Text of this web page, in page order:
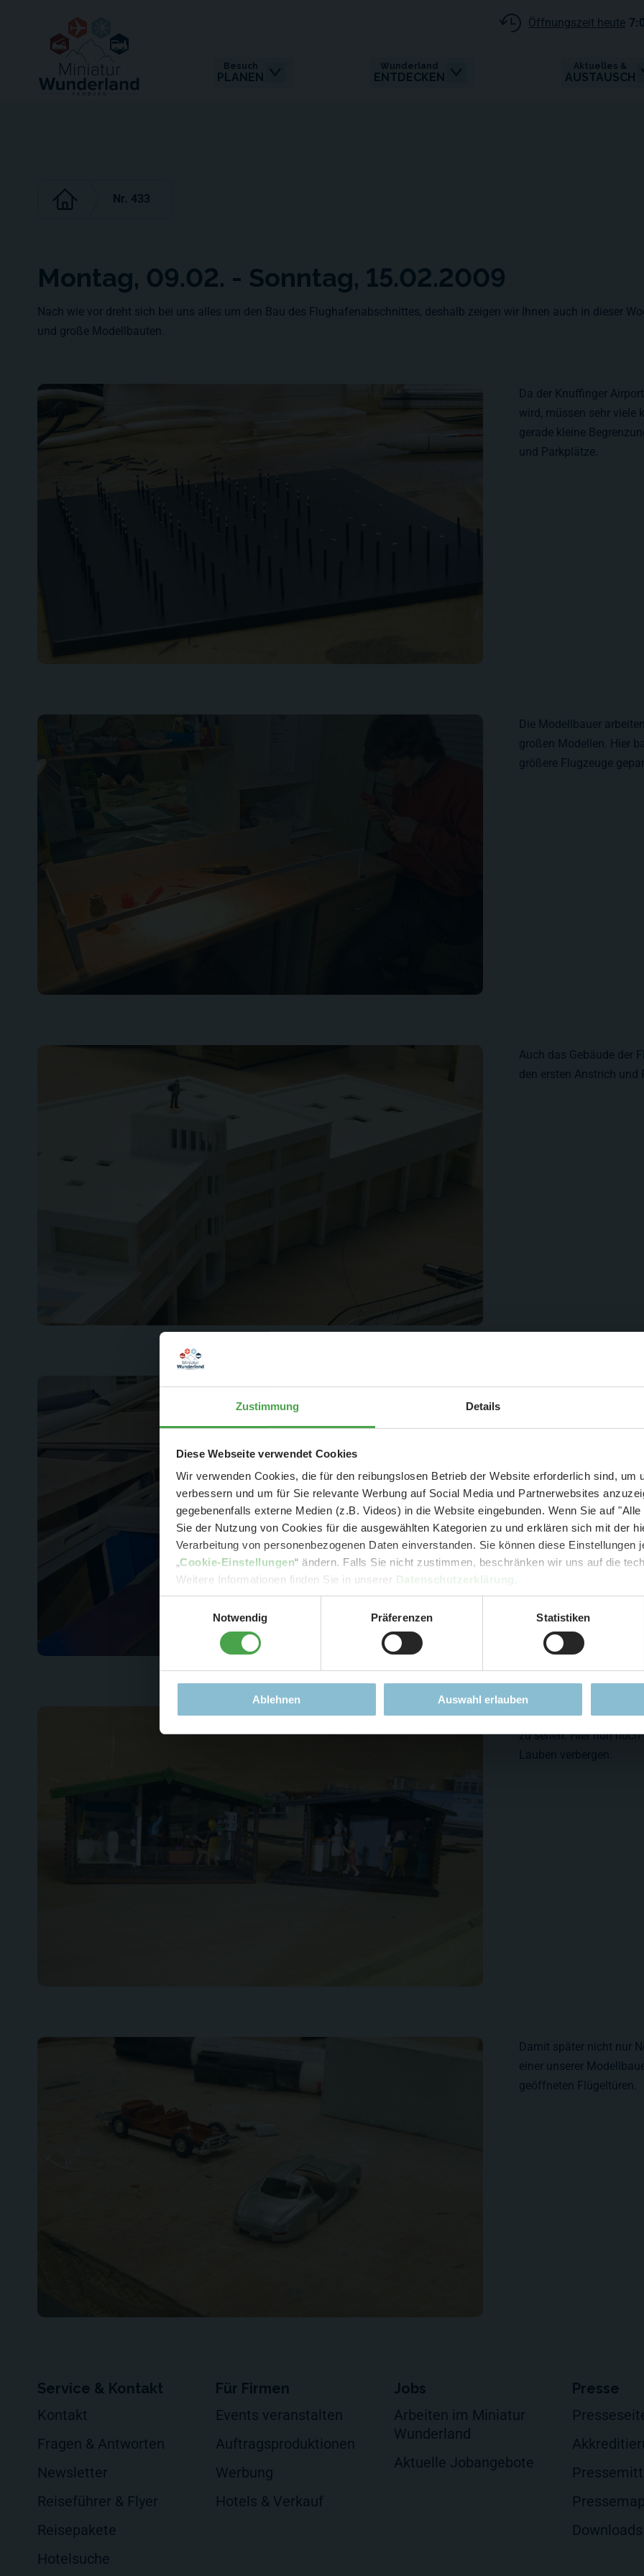
Zustimmung Details
Diese Webseite verwendet Cookies
Wir verwenden Cookies, die für den reibungslosen Betrieb der Website erforderlich sind, um
verbessern und um für Sie relevante Werbung auf Social Media und Partnerwebsites
gegebenenfalls externe Medien (z.B. Videos) in die Website eingebunden. Wenn Sie auf
Sie der Nutzung von Cookies für die ausgewählten Kategorien zu und erklären sich mit der
Verarbeitung von personenbezogenen Daten einverstanden. Sie können diese Einstellungen
„Cookie-Einstellungen“ ändern. Falls Sie nicht zustimmen, beschränken wir uns auf die
Weitere Informationen finden Sie in unserer Datenschutzerklärung
Notwendig
Präferenzen Statistiken
Ablehnen Auswahl erlauben
Besuch
PLANEN
Wunderland
ENTDECKEN
Aktuelles &
AUSTAUSCH
Öffnungszeit heute
Nr. 433
Montag, 09.02. - Sonntag, 15.02.2009
Nach wie vor dreht sich bei uns alles um den Bau des Flughafenabschnittes, deshalb zeigen wir Ihnen auch in dieser
und große Modellbauten.
Da der Knuffinger
wird, müssen sehr viele
gerade kleine
und Parkplätze.
Die Modellbauer
großen Modellen. Hier
größere Flugzeuge
Auch das Gebäude der
den ersten Anstrich und
Nach vielen Tests und
nun mit dem Ausbau
an den Wänden
Anschliessend wird
In unserem
zu sehen. Hier nun
Lauben verbergen.
Damit später nicht nur
einer unserer
geöffneten Flügeltüren.
Service & Kontakt
Kontakt
Fragen & Antworten
Newsletter
Reiseführer & Flyer
Reisepakete
Hotelsuche
Für Firmen
Events veranstalten
Auftragsproduktionen
Werbung
Hotels & Verkauf
Jobs
Arbeiten im Miniatur
Wunderland
Aktuelle Jobangebote
Presse
Downloads
Aktuelle Mitteilung
Der Spar-Hammer: 25 % Ersparnis bei Große Pötte & kleine
und September - ohne Wartezeit
- Abendliche Hafenrundfahrt/Lichterfahrt 🛥️
- anschließender Wunderland-BesuchOHNEWartezeit 🚂
- Audiopräsentation: "Die Geschichte des Wunderlandes"
- Currywurst und Pommes mit Getränk zum Sonderpreis von 9,00 €
-Sonderpreis nur 34,90 € (statt ca. 47,- € einzeln -